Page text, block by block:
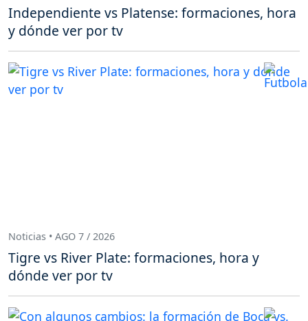
Independiente vs Platense: formaciones, hora
y dónde ver por tv
Noticias • AGO 7 / 2026
Tigre vs River Plate: formaciones, hora y
dónde ver por tv